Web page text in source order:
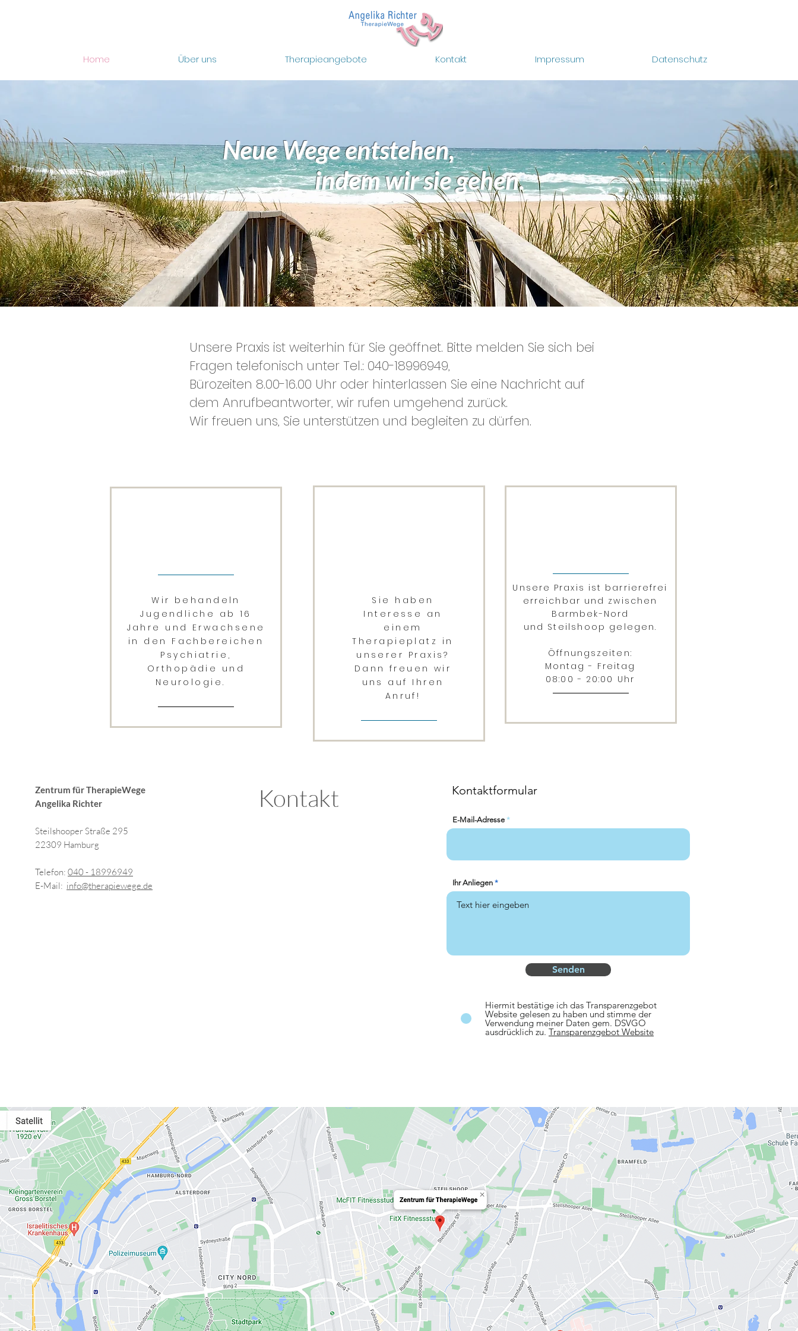
Home Über uns Therapieangebote Kontakt Impressum Datenschutz
Neue Wege entstehen,
indem wir sie gehen.
Unsere Praxis ist weiterhin für Sie geöffnet. Bitte melden Sie sich bei
Fragen telefonisch unter Tel.: 040-18996949,
Bürozeiten 8.00-16.00 Uhr oder hinterlassen Sie eine Nachricht auf
dem Anrufbeantworter, wir rufen umgehend zurück.
Wir freuen uns, Sie unterstützen und begleiten zu dürfen.
Wir behandeln
Jugendliche ab 16
Jahre und Erwachsene
in den Fachbereichen
Psychiatrie,
Orthopädie und
Neurologie.
Sie haben
Interesse an
einem
Therapieplatz in
unserer Praxis?
Dann freuen wir
uns auf Ihren
Anruf!
Unsere Praxis ist barrierefrei
erreichbar und zwischen
Barmbek-Nord
und Steilshoop gelegen.
Öffnungszeiten:
Montag - Freitag
08:00 - 20:00 Uhr
Zentrum für TherapieWege
Angelika Richter
Steilshooper Straße 295
22309 Hamburg
Telefon: 040 - 18996949
E-Mail: info@therapiewege.de
Kontakt Kontaktformular
E-Mail-Adresse
Ihr Anliegen
Senden
Hiermit bestätige ich das Transparenzgebot
Website gelesen zu haben und stimme der
Verwendung meiner Daten gem. DSVGO
ausdrücklich zu. Transparenzgebot Website